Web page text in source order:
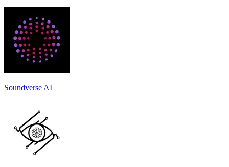
Soundverse AI